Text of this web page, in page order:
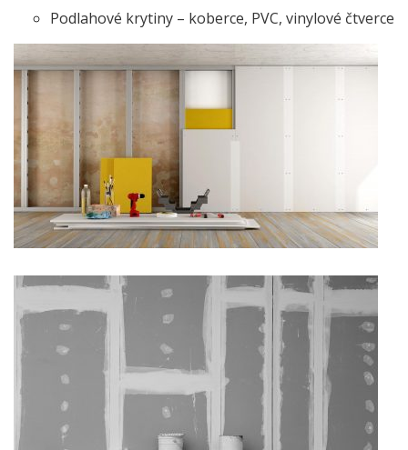
Podlahové krytiny – koberce, PVC, vinylové čtverce